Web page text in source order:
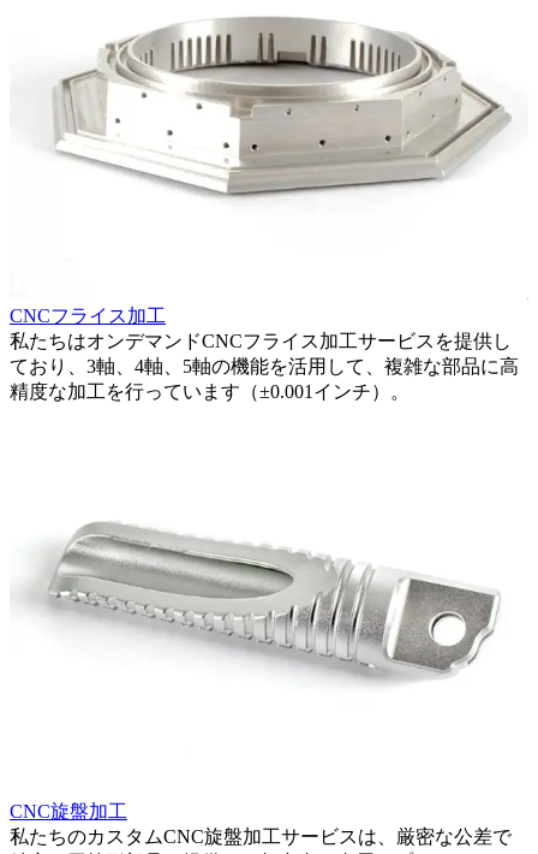
CNCフライス加工
私たちはオンデマンドCNCフライス加工サービスを提供し
ており、3軸、4軸、5軸の機能を活用して、複雑な部品に高
精度な加工を行っています（±0.001インチ）。
CNC旋盤加工
私たちのカスタムCNC旋盤加工サービスは、厳密な公差で